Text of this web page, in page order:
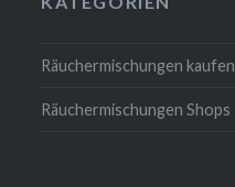
Räuchermischungen kaufen
Räuchermischungen Shops